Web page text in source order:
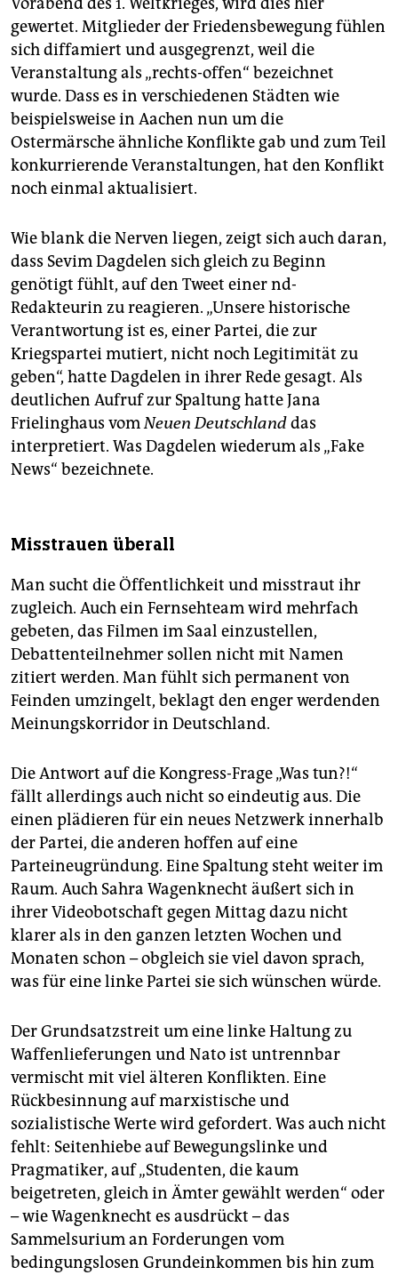
gewertet. Mitglieder der Friedensbewegung fühlen
sich diffamiert und ausgegrenzt, weil die
Veranstaltung als „rechts-offen“ bezeichnet
wurde. Dass es in verschiedenen Städten wie
beispielsweise in Aachen nun um die
Ostermärsche ähnliche Konflikte gab und zum Teil
konkurrierende Veranstaltungen, hat den Konflikt
noch einmal aktualisiert.
Wie blank die Nerven liegen, zeigt sich auch daran,
dass Sevim Dagdelen sich gleich zu Beginn
genötigt fühlt, auf den Tweet einer nd-
Redakteurin zu reagieren. „Unsere historische
Verantwortung ist es, einer Partei, die zur
Kriegspartei mutiert, nicht noch Legitimität zu
geben“, hatte Dagdelen in ihrer Rede gesagt. Als
deutlichen Aufruf zur Spaltung hatte Jana
Frielinghaus vomNeuen Deutschlanddas
interpretiert. Was Dagdelen wiederum als „Fake
News“ bezeichnete.
Misstrauen überall
Man sucht die Öffentlichkeit und misstraut ihr
zugleich. Auch ein Fernsehteam wird mehrfach
gebeten, das Filmen im Saal einzustellen,
Debattenteilnehmer sollen nicht mit Namen
zitiert werden. Man fühlt sich permanent von
Feinden umzingelt, beklagt den enger werdenden
Meinungskorridor in Deutschland.
Die Antwort auf die Kongress-Frage „Was tun?!“
fällt allerdings auch nicht so eindeutig aus. Die
einen plädieren für ein neues Netzwerk innerhalb
der Partei, die anderen hoffen auf eine
Parteineugründung. Eine Spaltung steht weiter im
Raum. Auch Sahra Wagenknecht äußert sich in
ihrer Videobotschaft gegen Mittag dazu nicht
klarer als in den ganzen letzten Wochen und
Monaten schon – obgleich sie viel davon sprach,
was für eine linke Partei sie sich wünschen würde.
Der Grundsatzstreit um eine linke Haltung zu
Waffenlieferungen und Nato ist untrennbar
vermischt mit viel älteren Konflikten. Eine
Rückbesinnung auf marxistische und
sozialistische Werte wird gefordert. Was auch nicht
fehlt: Seitenhiebe auf Bewegungslinke und
Pragmatiker, auf „Studenten, die kaum
beigetreten, gleich in Ämter gewählt werden“ oder
– wie Wagenknecht es ausdrückt – das
Sammelsurium an Forderungen vom
bedingungslosen Grundeinkommen bis hin zum